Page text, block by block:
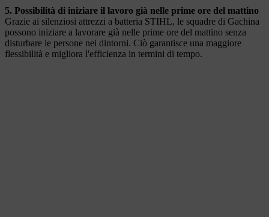
5. Possibilità di iniziare il lavoro già nelle prime ore del mattino
Grazie ai silenziosi attrezzi a batteria STIHL, le squadre di Gachina
possono iniziare a lavorare già nelle prime ore del mattino senza
disturbare le persone nei dintorni. Ciò garantisce una maggiore
flessibilità e migliora l'efficienza in termini di tempo.